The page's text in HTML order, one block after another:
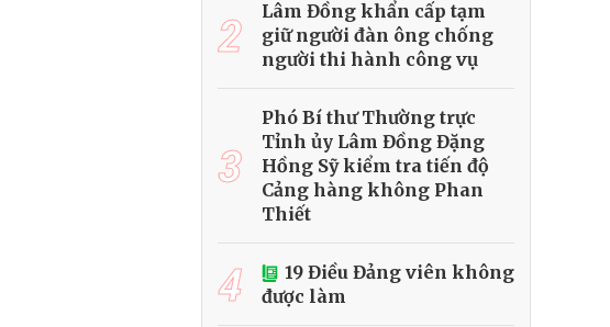
2
Lâm Đồng khẩn cấp tạm
giữ người đàn ông chống
người thi hành công vụ
3
Phó Bí thư Thường trực
Tỉnh ủy Lâm Đồng Đặng
Hồng Sỹ kiểm tra tiến độ
Cảng hàng không Phan
Thiết
4
19 Điều Đảng viên không
được làm